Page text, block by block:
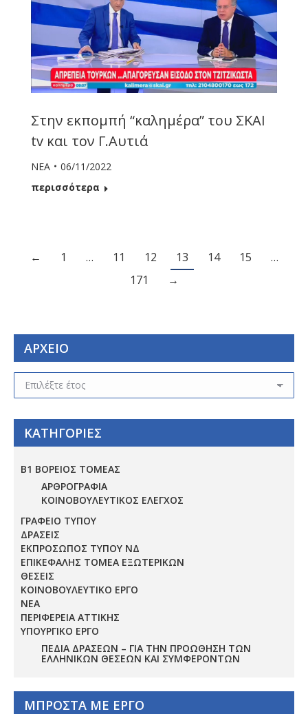
Στην εκπομπή “καλημέρα” του ΣΚΑΙ
tv και τον Γ.Αυτιά
ΝΕΑ
06/11/2022
περισσότερα
← 1 … 11 12 13 14 15
…
171
→
ΑΡΧΕΙΟ
ΑΡΧΕΙΟ
ΚΑΤΗΓΟΡΙΕΣ
Β1 ΒΟΡΕΙΟΣ ΤΟΜΕΑΣ
ΑΡΘΡΟΓΡΑΦΙΑ
ΚΟΙΝΟΒΟΥΛΕΥΤΙΚΟΣ ΕΛΕΓΧΟΣ
ΓΡΑΦΕΙΟ ΤΥΠΟΥ
ΔΡΑΣΕΙΣ
ΕΚΠΡΟΣΩΠΟΣ ΤΥΠΟΥ ΝΔ
ΕΠΙΚΕΦΑΛΗΣ ΤΟΜΕΑ ΕΞΩΤΕΡΙΚΩΝ
ΘΕΣΕΙΣ
ΚΟΙΝΟΒΟΥΛΕΥΤΙΚΟ ΕΡΓΟ
ΝΕΑ
ΠΕΡΙΦΕΡΕΙΑ ΑΤΤΙΚΗΣ
ΥΠΟΥΡΓΙΚΟ ΕΡΓΟ
ΠΕΔΊΑ ΔΡΆΣΕΩΝ – ΓΙΑ ΤΗΝ ΠΡΟΏΘΗΣΗ ΤΩΝ
ΕΛΛΗΝΙΚΏΝ ΘΈΣΕΩΝ ΚΑΙ ΣΥΜΦΕΡΌΝΤΩΝ
ΜΠΡΟΣΤΑ ΜΕ ΕΡΓΟ